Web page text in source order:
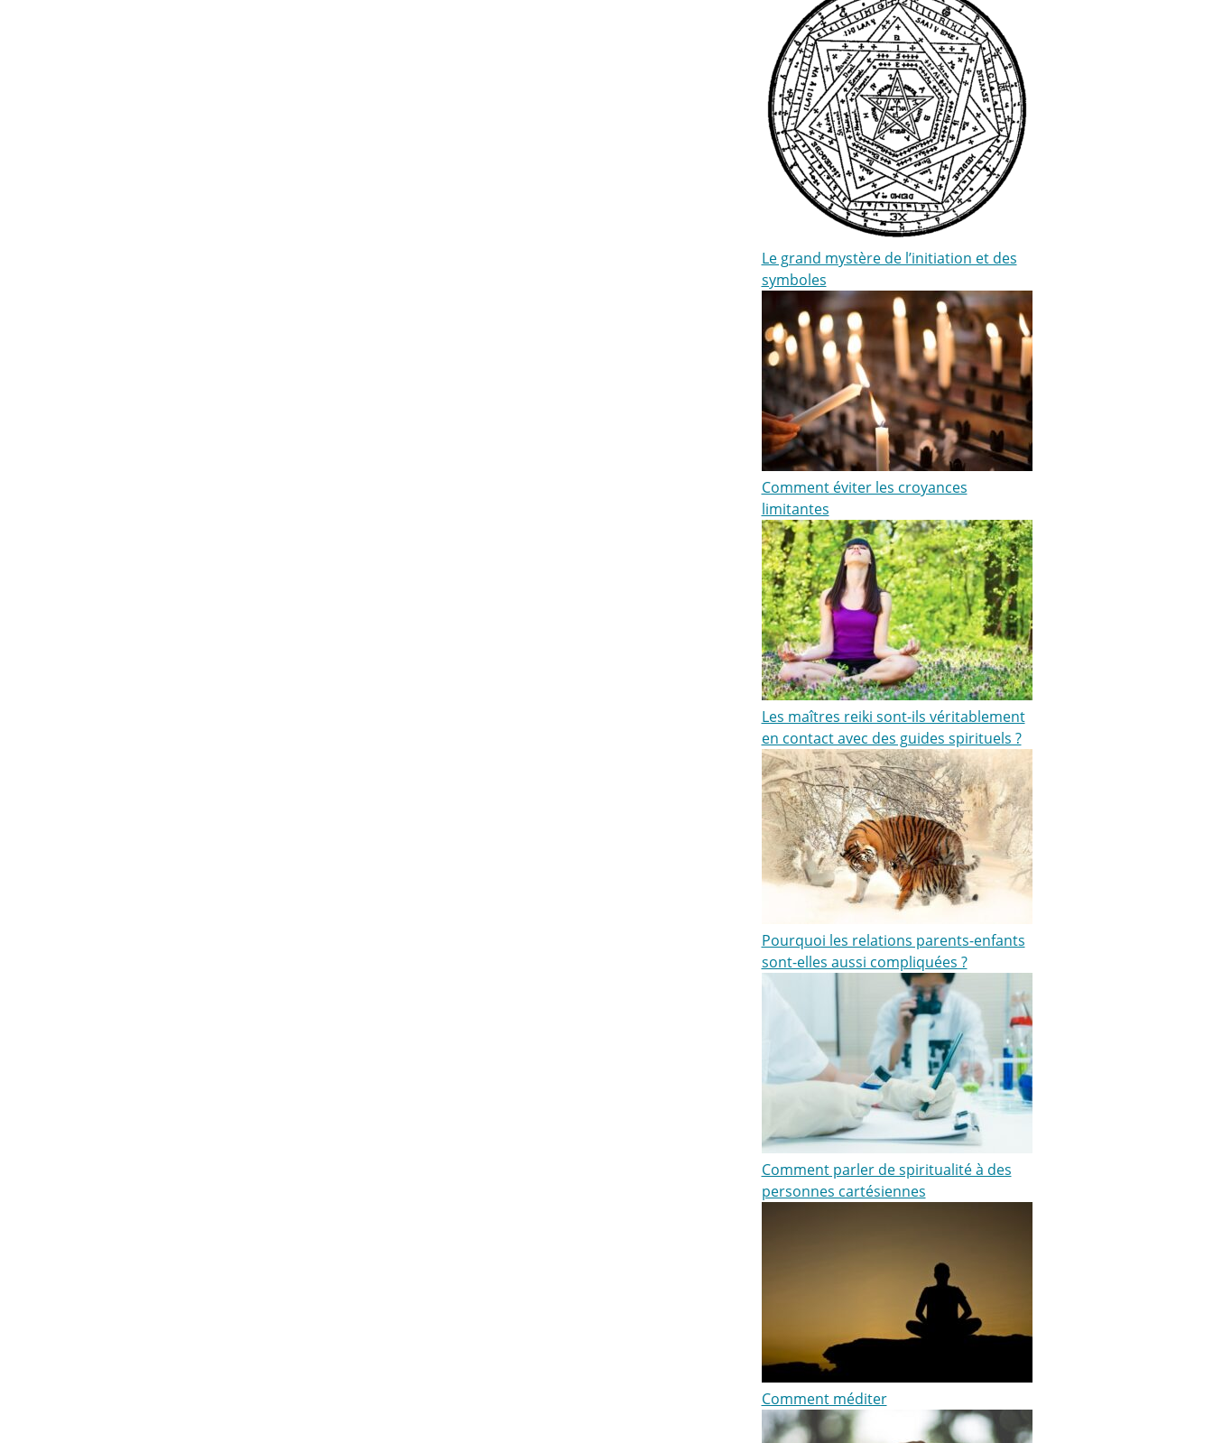
Le grand mystère de l’initiation et des
symboles
Comment éviter les croyances
limitantes
Les maîtres reiki sont-ils véritablement
en contact avec des guides spirituels ?
Pourquoi les relations parents-enfants
sont-elles aussi compliquées ?
Comment parler de spiritualité à des
personnes cartésiennes
Comment méditer